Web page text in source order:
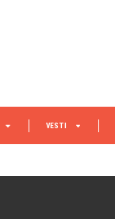
VESTI